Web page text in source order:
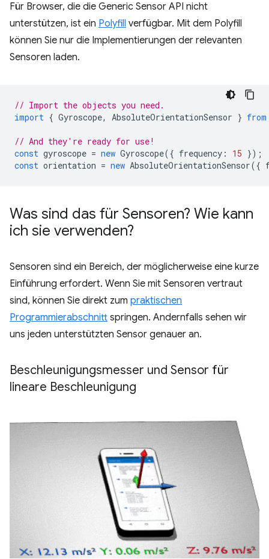
Für Browser, die die Generic Sensor API nicht
unterstützen, ist ein Polyfill verfügbar. Mit dem Polyfill
können Sie nur die Implementierungen der relevanten
Sensoren laden.
// Import the objects you need.
import { Gyroscope, AbsoluteOrientationSensor } from
// And they're ready for use!
const gyroscope = new Gyroscope({ frequency : 15 });
const orientation = new AbsoluteOrientationSensor({
Was sind das für Sensoren? Wie kann
ich sie verwenden?
Sensoren sind ein Bereich, der möglicherweise eine kurze
Einführung erfordert. Wenn Sie mit Sensoren vertraut
sind, können Sie direkt zum praktischen
Programmierabschnitt springen. Andernfalls sehen wir
uns jeden unterstützten Sensor genauer an.
Beschleunigungsmesser und Sensor für
lineare Beschleunigung